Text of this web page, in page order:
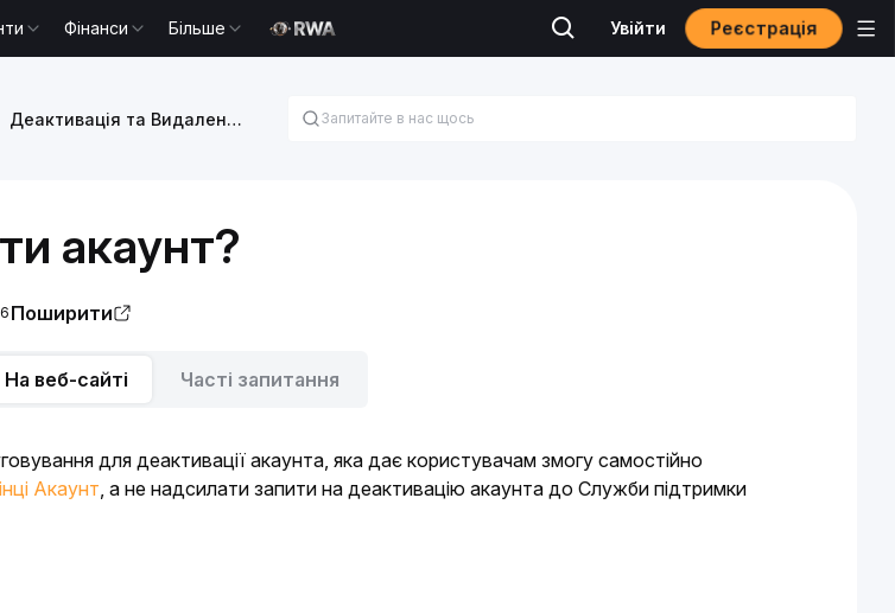
Фінанси Більше Увійти Реєстрація
Деактивація та Видалення акаунта
акаунт?
Поширити
На веб-сайті Часті запитання
для деактивації акаунта, яка дає користувачам змогу самостійно
Акаунт, а не надсилати запити на деактивацію акаунта до Служби підтримки